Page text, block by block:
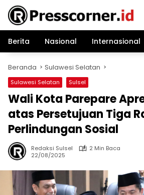
Langsung
konten
Berita
Nasional Internasional
Beranda Sulawesi Selatan
Sulawesi Selatan Sulsel
Wali Kota Parepare
atas Persetujuan Tiga
Perlindungan Sosial
Redaksi Sulsel
2 Min Baca
22/08/2025